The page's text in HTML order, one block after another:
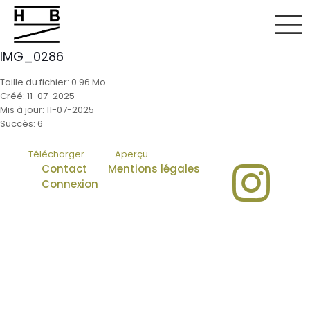
IMG_0286
Taille du fichier: 0.96 Mo
Créé: 11-07-2025
Mis à jour: 11-07-2025
Succès: 6
Télécharger Aperçu
Contact
Mentions légales
Connexion